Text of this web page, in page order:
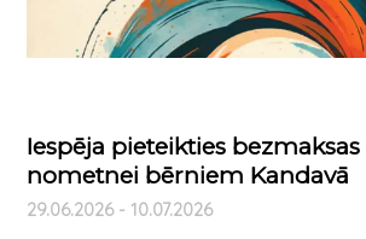
Iespēja pieteikties
nometnei bērniem Kandavā
29.06.2026 - 10.07.2026